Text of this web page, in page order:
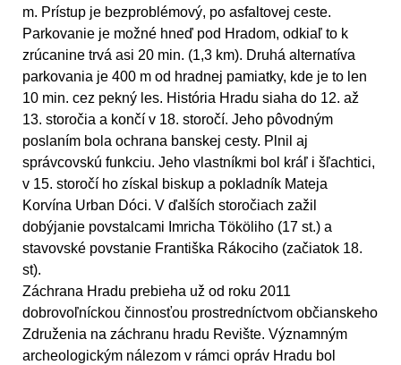
m. Prístup je bezproblémový, po asfaltovej ceste.
Parkovanie je možné hneď pod Hradom, odkiaľ to k
zrúcanine trvá asi 20 min. (1,3 km). Druhá alternatíva
parkovania je 400 m od hradnej pamiatky, kde je to len
10 min. cez pekný les. História Hradu siaha do 12. až
13. storočia a končí v 18. storočí. Jeho pôvodným
poslaním bola ochrana banskej cesty. Plnil aj
správcovskú funkciu. Jeho vlastníkmi bol kráľ i šľachtici,
v 15. storočí ho získal biskup a pokladník Mateja
Korvína Urban Dóci. V ďalších storočiach zažil
dobýjanie povstalcami Imricha Tököliho (17 st.) a
stavovské povstanie Františka Rákociho (začiatok 18.
st).
Záchrana Hradu prebieha už od roku 2011
dobrovoľníckou činnosťou prostredníctvom občianskeho
Združenia na záchranu hradu Revište. Významným
archeologickým nálezom v rámci opráv Hradu bol